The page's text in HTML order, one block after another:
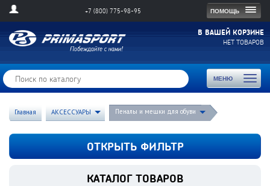
ПОМОЩЬ
+7 (800) 775-98-95
В ВАШЕЙ КОРЗИНЕ
НЕТ ТОВАРОВ
МЕНЮ
Toggle
Главная АКСЕССУАРЫ Пеналы и мешки для обуви
ОТКРЫТЬ ФИЛЬТР
КАТАЛОГ ТОВАРОВ